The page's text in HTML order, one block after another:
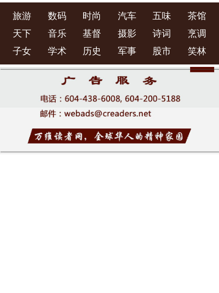
旅游 数码 时尚 汽车 五味
茶馆
天下
音乐 基督 摄影 诗词
烹调
子女
学术 历史 军事 股市 笑林